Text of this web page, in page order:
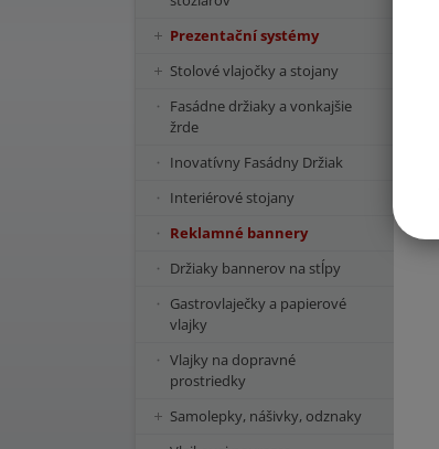
Prezentační systémy
Stolové vlajočky a stojany
Fasádne držiaky a vonkajšie
žrde
Inovatívny Fasádny Držiak
Interiérové stojany
Reklamné bannery
Držiaky bannerov na stĺpy
Gastrovlaječky a papierové
vlajky
Vlajky na dopravné
prostriedky
Samolepky, nášivky, odznaky